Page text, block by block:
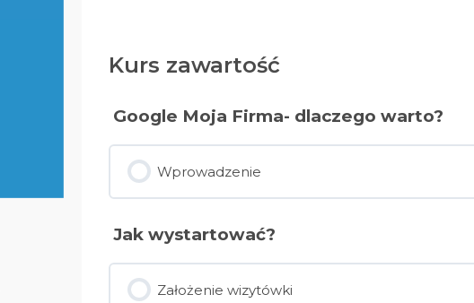
Kurs zawartość
Google Moja Firma- dlaczego warto?
Wprowadzenie
Jak wystartować?
Założenie wizytówki